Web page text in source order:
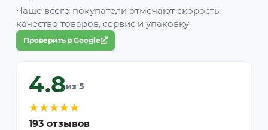
Чаще всего покупатели отмечают скорость,
качество товаров, сервис и упаковку
Проверить в Google
4.8из 5
★★★★★
193 отзывов